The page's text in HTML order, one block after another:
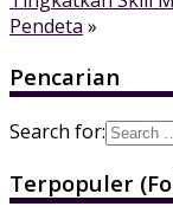
Pendeta »
Pencarian
Search for:
Terpopuler